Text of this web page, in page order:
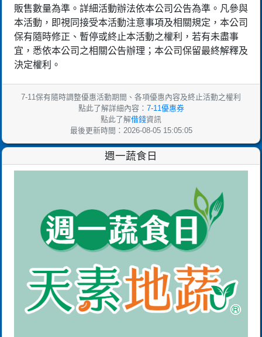
販售數量為準。詳細活動辦法依本公司公告為準。凡參與
本活動，即視同接受本活動注意事項及相關規定，本公司
保有隨時修正、暫停或終止本活動之權利，若有未盡事
宜，悉依本公司之相關公告辦理；本公司保留最終解釋及
決定權利。
7-11保有隨時調整優惠活動期間、各項優惠內容及終止活動之權利
點此了解詳細內容： 7-11優惠券
點此了解借錢資訊
最後更新時間：2026-08-05 15:05:05
週一蔬食日